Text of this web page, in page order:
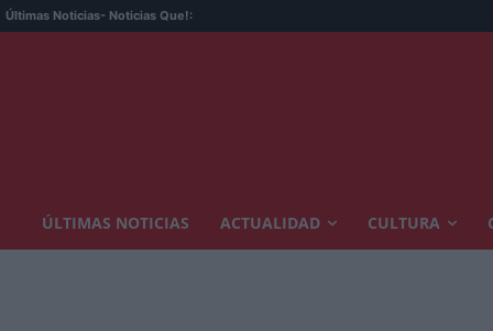
Últimas Noticias- Noticias Que!:
ÚLTIMAS NOTICIAS ACTUALIDAD CULTURA